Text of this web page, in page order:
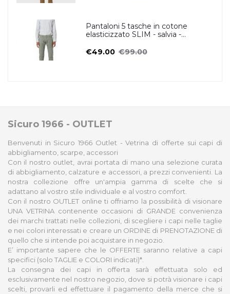
Pantaloni 5 tasche in cotone
elasticizzato SLIM - salvia -
€49.00 €99.00
Sicuro 1966 - OUTLET
Benvenuti in Sicuro 1966 Outlet - Vetrina di offerte sui capi di
abbigliamento, scarpe, accessori
Con il nostro outlet, avrai portata di mano una selezione curata
di abbigliamento, calzature e accessori, a prezzi convenienti. La
nostra collezione offre un'ampia gamma di scelte che si
adattano al vostro stile individuale e al vostro comfort.
Con il nostro OUTLET online ti offriamo la possibilità di visionare
UNA VETRINA contenente occasioni di GRANDE convenienza
dei marchi trattati nelle collezioni, di scegliere i capi nelle taglie
e nei colori interessati e creare un ORDINE di PRENOTAZIONE di
quello che si intende poi acquistare in negozio.
E’ importante sapere che le OFFERTE saranno relative a capi
specifici (solo TAGLIE e COLORI indicati)*.
La consegna dei capi in offerta sarà effettuata solo ed
esclusivamente nel nostro negozio, dove si potrà visionare i capi
scelti, provarli ed effettuare il pagamento della merce che si